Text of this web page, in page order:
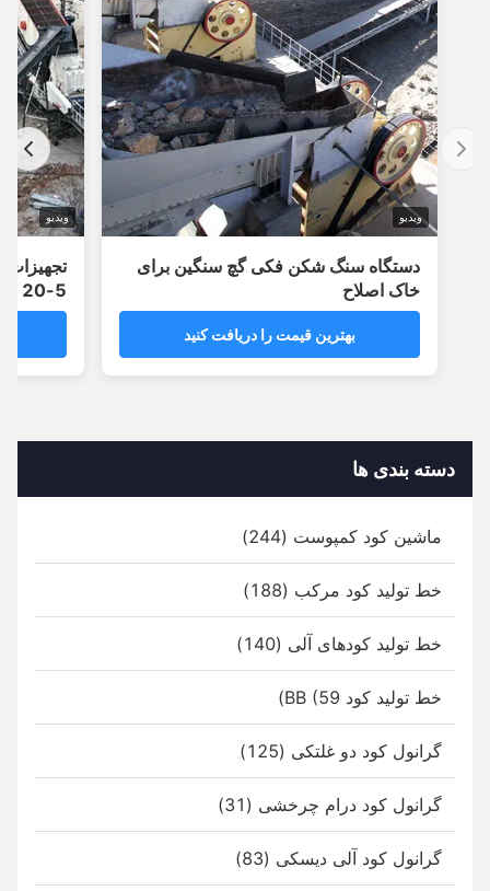
دستگاه سنگ شکن فکی گچ سنگین برای
خاک اصلاح
بهترین قیمت را دریافت کنید
ویدیو
تجهیزات
دسته بندی ها
ماشین کود کمپوست (244)
خط تولید کود مرکب (188)
خط تولید کودهای آلی (140)
خط تولید کود BB (59)
گرانول کود دو غلتکی (125)
گرانول کود درام چرخشی (31)
گرانول کود آلی دیسکی (83)